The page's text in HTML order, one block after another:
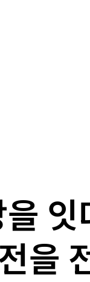
잇
을